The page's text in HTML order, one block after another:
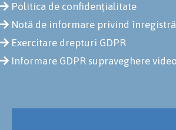
Politica de confidențialitate
Notă de informare privind
Exercitare drepturi GDPR
Informare GDPR supraveghere